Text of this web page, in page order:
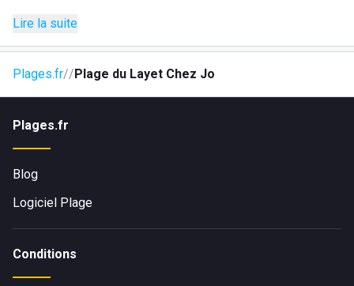
Lire la suite
Plages.fr Plage du Layet Chez Jo
Plages.fr
Blog
Logiciel Plage
Conditions